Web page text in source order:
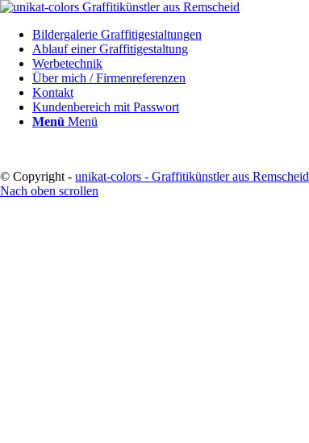
Bildergalerie Graffitigestaltungen
Ablauf einer Graffitigestaltung
Werbetechnik
Über mich / Firmenreferenzen
Kontakt
Kundenbereich mit Passwort
Menü Menü
© Copyright - unikat-colors - Graffitikünstler aus Remscheid
Nach oben scrollen